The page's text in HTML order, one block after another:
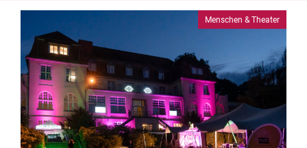
Bühnenwelt
Festivals & Veranstaltungen
Menschen & Theater
Themen
Internationales
Nachrufe
Medientipps
Menschen & Theater